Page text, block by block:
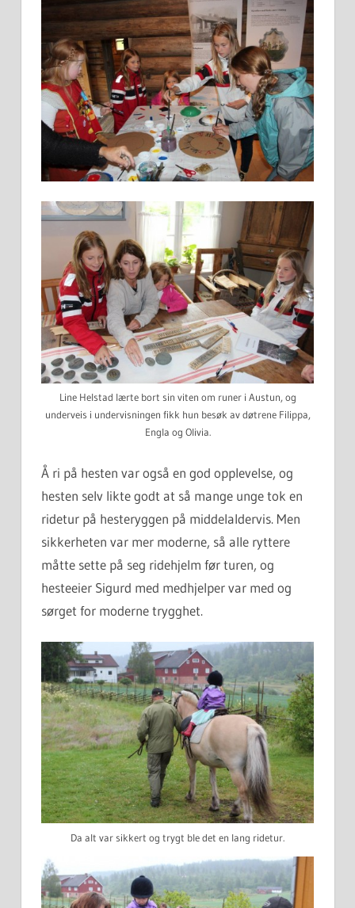
Line Helstad lærte bort sin viten om runer i Austun, og
underveis i undervisningen fikk hun besøk av døtrene Filippa,
Engla og Olivia.
Å ri på hesten var også en god opplevelse, og
hesten selv likte godt at så mange unge tok en
ridetur på hesteryggen på middelaldervis. Men
sikkerheten var mer moderne, så alle ryttere
måtte sette på seg ridehjelm før turen, og
hesteeier Sigurd med medhjelper var med og
sørget for moderne trygghet.
Da alt var sikkert og trygt ble det en lang ridetur.